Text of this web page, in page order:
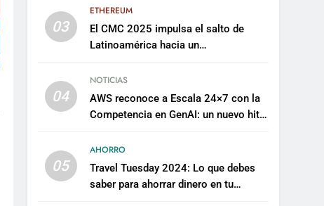
plataforma
03
ETHEREUM
El CMC 2025 impulsa el salto de
Latinoamérica hacia un
sostenible
04
NOTICIAS
AWS reconoce a Escala 24×7 con la
Competencia en GenAI: un nuevo hito
artificial empresarial
05
AHORRO
Travel Tuesday 2024: Lo que debes
saber para ahorrar dinero en tu